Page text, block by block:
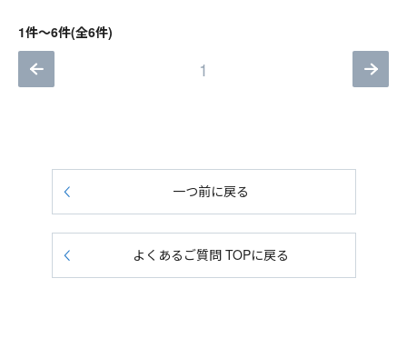
1件～6件(全6件)
1
一つ前に戻る
よくあるご質問 TOPに戻る